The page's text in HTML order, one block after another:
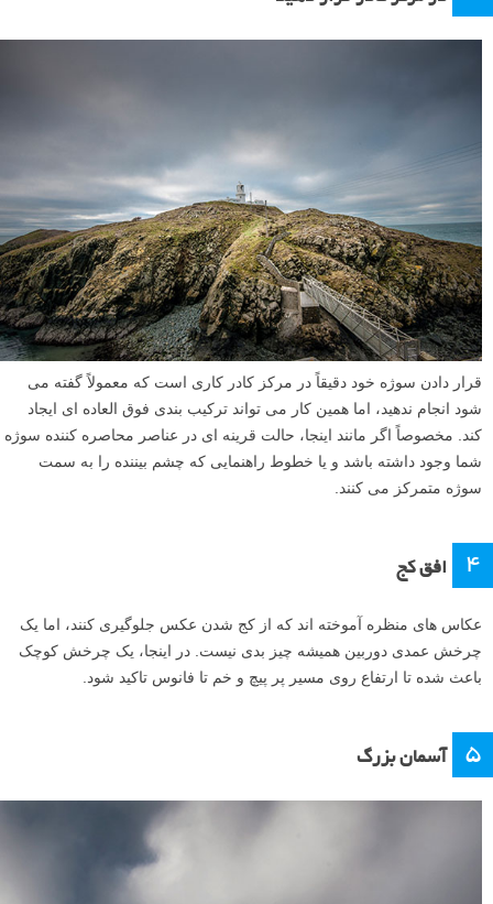
قرار دادن سوژه خود دقیقاً در مرکز کادر کاری است که معمولاً گفته می
شود انجام ندهید، اما همین کار می تواند ترکیب بندی فوق العاده ای ایجاد
کند. مخصوصاً اگر مانند اینجا، حالت قرینه ای در عناصر محاصره کننده سوژه
شما وجود داشته باشد و یا خطوط راهنمایی که چشم بیننده را به سمت
سوژه متمرکز می کنند.
۴ افق کج
عکاس های منظره آموخته اند که از کج شدن عکس جلوگیری کنند، اما یک
چرخش عمدی دوربین همیشه چیز بدی نیست. در اینجا، یک چرخش کوچک
باعث شده تا ارتفاع روی مسیر پر پیچ و خم تا فانوس تاکید شود.
۵ آسمان بزرگ